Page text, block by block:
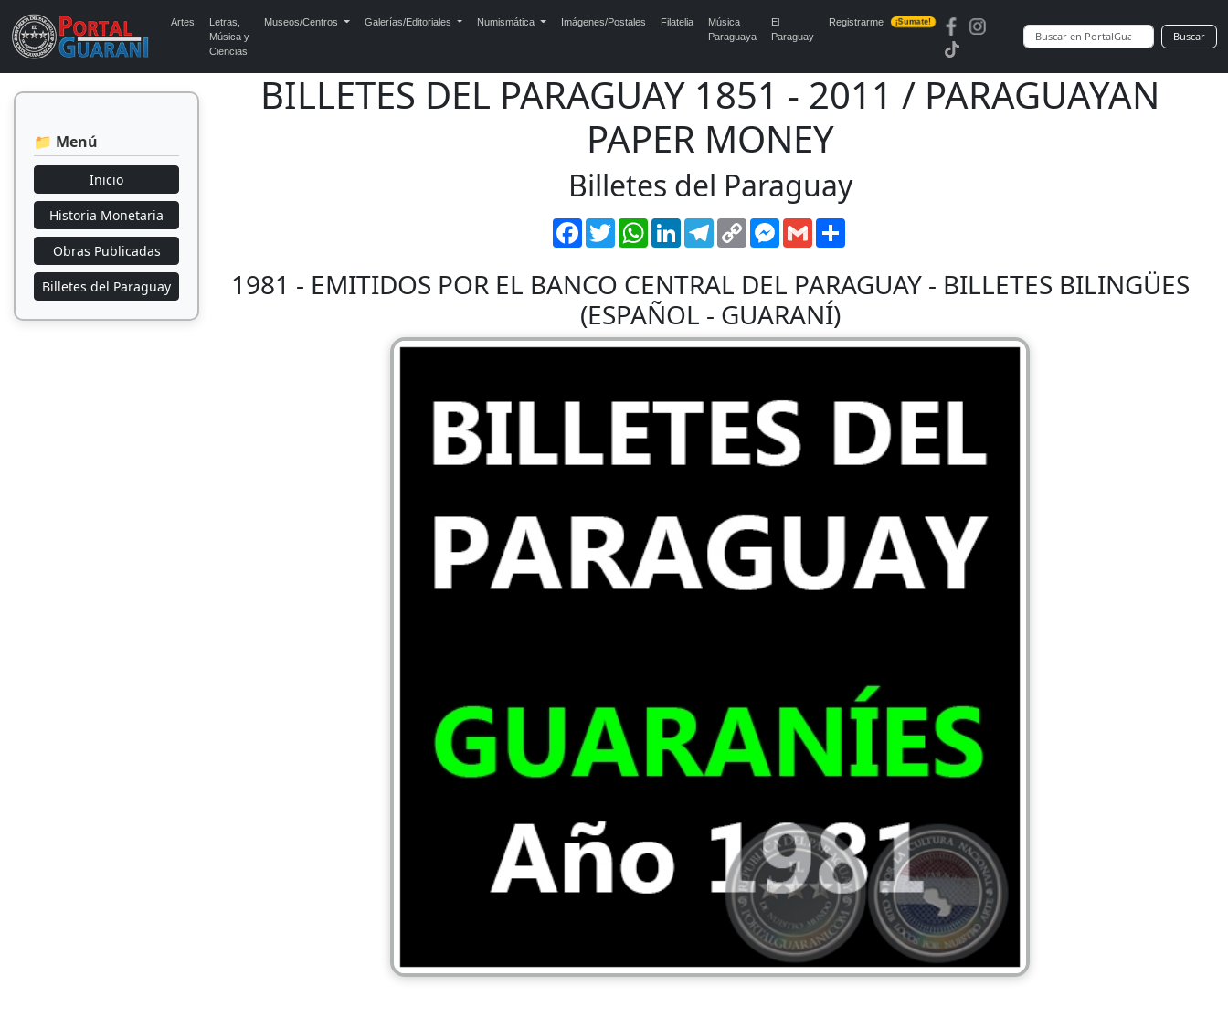
Artes
Letras,
Música y
Ciencias
Museos/Centros Galerías/Editoriales Numismática Imágenes/Postales Filatelia
Música
Paraguaya
El
Paraguay
Registrarme ¡Sumate!
Buscar
📁 Menú
Inicio
Historia Monetaria
Obras Publicadas
Billetes del Paraguay
BILLETES DEL PARAGUAY 1851 - 2011 / PARAGUAYAN
PAPER MONEY
Billetes del Paraguay
Facebook
TwitterWhatsApp
LinkedInTelegram
Copy
Link
Messenger
Gmail
1981 - EMITIDOS POR EL BANCO CENTRAL DEL PARAGUAY - BILLETES BILINGÜES
(ESPAÑOL - GUARANÍ)